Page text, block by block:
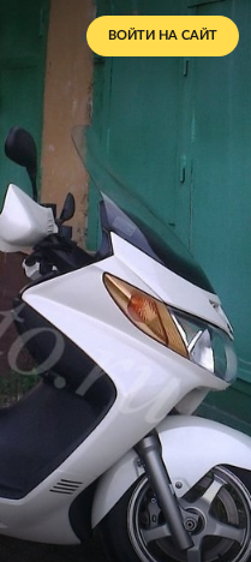
ВОЙТИ НА САЙТ